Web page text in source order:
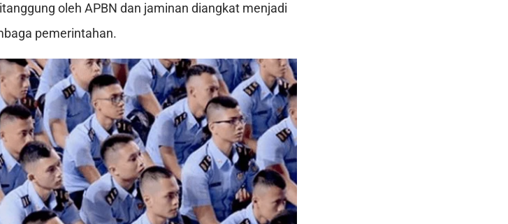
oleh APBN dan jaminan diangkat menjadi
pemerintahan.